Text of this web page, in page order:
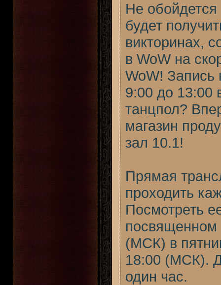
Не
будет
викторинах,
в WoW на
WoW! Запись
9:00 до 13:00
танцпол?
магазин
зал 10.1!
Прямая
проходить
Посмотреть
посвященном
(МСК) в
18:00 (МСК).
один час.